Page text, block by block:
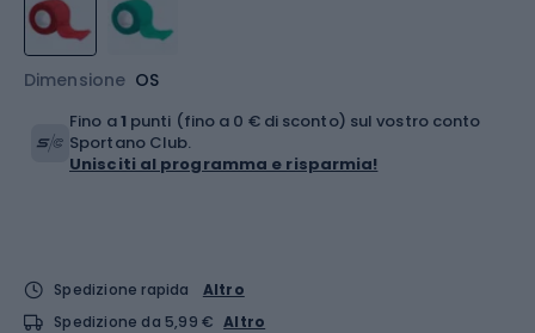
Dimensione OS
Fino a1 punti (fino a 0 € di sconto) sul vostro conto
Sportano Club.
Unisciti al programma e risparmia!
Spedizione rapida
Altro
Spedizione da 5,99 € Altro